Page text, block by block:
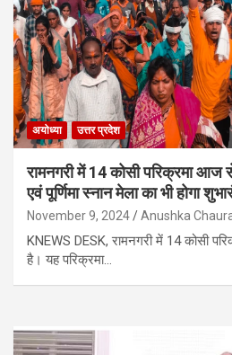
अयोध्या उत्तर प्रदेश
रामनगरी में 14 कोसी परिक्रमा आज
एवं पूर्णिमा स्नान मेला का भी होगा
November 9, 2024 Anushka
KNEWS DESK, रामनगरी में 14 कोसी
है। यह परिक्रमा…